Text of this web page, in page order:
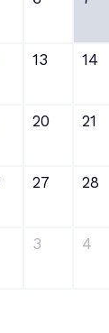
13 14
20 21
27 28
3 4